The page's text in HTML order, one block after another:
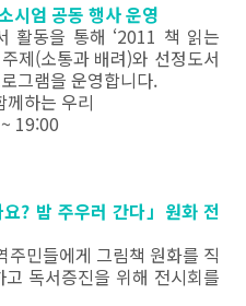
시엄 공동 행사 운영
활동을 통해 ‘2011 책 읽는
제(소통과 배려)와 선정도서
그램을 운영합니다.
하는 우리
19:00
? 밤 주우러 간다」원화 전
민들에게 그림책 원화를 직
독서증진을 위해 전시회를